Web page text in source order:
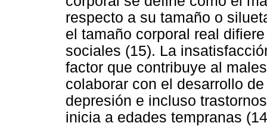
respecto a su tamaño o
el tamaño corporal real
sociales (15). La
factor que contribuye al
colaborar con el desarrollo
depresión e incluso
inicia a edades tempranas